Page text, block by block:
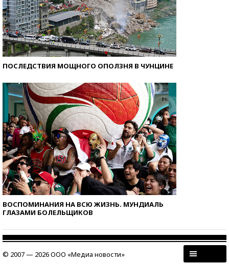
ПОСЛЕДСТВИЯ МОЩНОГО ОПОЛЗНЯ В ЧУНЦИНЕ
ВОСПОМИНАНИЯ НА ВСЮ ЖИЗНЬ. МУНДИАЛЬ
ГЛАЗАМИ БОЛЕЛЬЩИКОВ
© 2007 — 2026 ООО «Медиа новости»